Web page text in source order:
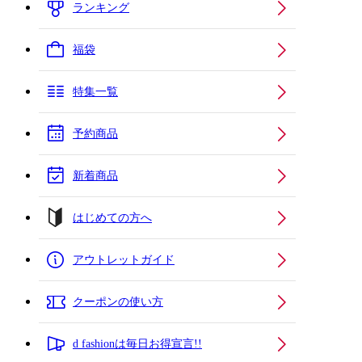
ランキング
福袋
特集一覧
予約商品
新着商品
はじめての方へ
アウトレットガイド
クーポンの使い方
d fashionは毎日お得宣言!!